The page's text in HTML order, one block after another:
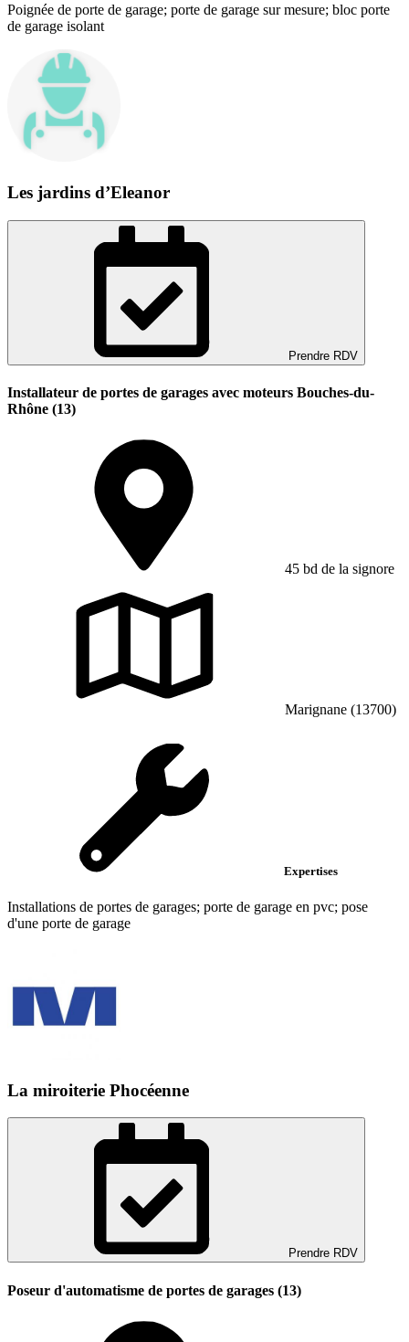
Poignée de porte de garage; porte de garage sur mesure; bloc porte
de garage isolant
Les jardins d’Eleanor
Prendre RDV
Installateur de portes de garages avec moteurs Bouches-du-
Rhône (13)
45 bd de la signore
Marignane (13700)
Expertises
Installations de portes de garages; porte de garage en pvc; pose
d'une porte de garage
La miroiterie Phocéenne
Prendre RDV
Poseur d'automatisme de portes de garages (13)